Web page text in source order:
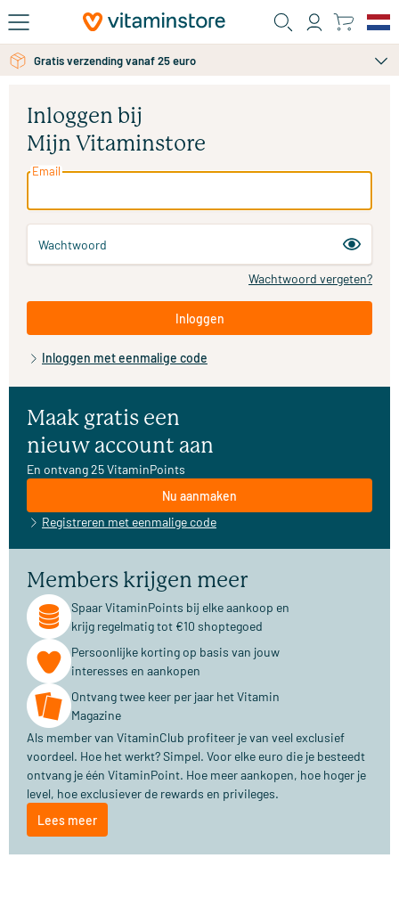
Ga naar de hoofdinhoud
Gratis verzending vanaf 25 euro
Gratis persoonlijk advies via chat of email
Inloggen bij
Mijn Vitaminstore
Email
Wachtwoord
Wachtwoord vergeten?
Inloggen
Inloggen met eenmalige code
Maak gratis een
nieuw account aan
En ontvang 25 VitaminPoints
Nu aanmaken
Registreren met eenmalige code
Members krijgen meer
Spaar VitaminPoints bij elke aankoop en
krijg regelmatig tot €10 shoptegoed
Persoonlijke korting op basis van jouw
interesses en aankopen
Ontvang twee keer per jaar het Vitamin
Magazine
Als member van VitaminClub profiteer je van veel exclusief
voordeel. Hoe het werkt? Simpel. Voor elke euro die je besteedt
ontvang je één VitaminPoint. Hoe meer aankopen, hoe hoger je
level, hoe exclusiever de rewards en privileges.
Lees meer